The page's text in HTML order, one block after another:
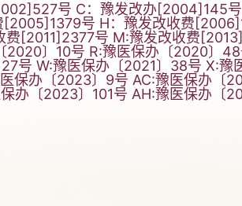
号 C：豫发改办[2004]145
号 H：豫发改收费
[2011]2377号 M:豫发改收费
〕10号 R:豫医保办〔2020〕
号 W:豫医保办〔2021〕38号 X:
保办〔2023〕9号 AC:豫医保办〔
办〔2023〕101号 AH:豫医保办〔